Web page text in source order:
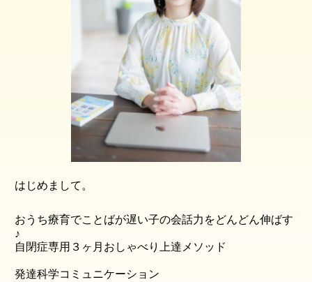
はじめまして。
おうち療育でことばが遅い子の会話力をどんどん伸ばす
♪
自閉症専用３ヶ月おしゃべり上達メソッド
発達科学コミュニケーション